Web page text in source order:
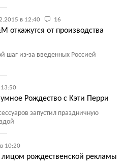
в 12:40 16
откажутся от производства
шаг из-за введенных Россией
Рождество с Кэти Перри
запустил праздничную
10:20
лицом рождественской рекламы